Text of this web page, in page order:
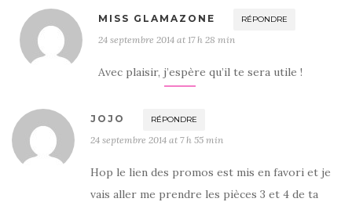
MISS GLAMAZONE RÉPONDRE
24 septembre 2014 at 17 h 28 min
Avec plaisir, j’espère qu’il te sera utile !
JOJO RÉPONDRE
24 septembre 2014 at 7 h 55 min
Hop le lien des promos est mis en favori et je
vais aller me prendre les pièces 3 et 4 de ta